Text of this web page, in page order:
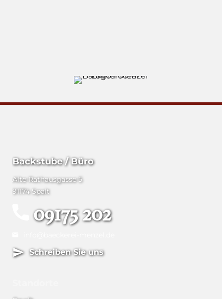
Backstube / Büro
Alte Rathausgasse 5
91174 Spalt
09175 202
Schreiben Sie uns